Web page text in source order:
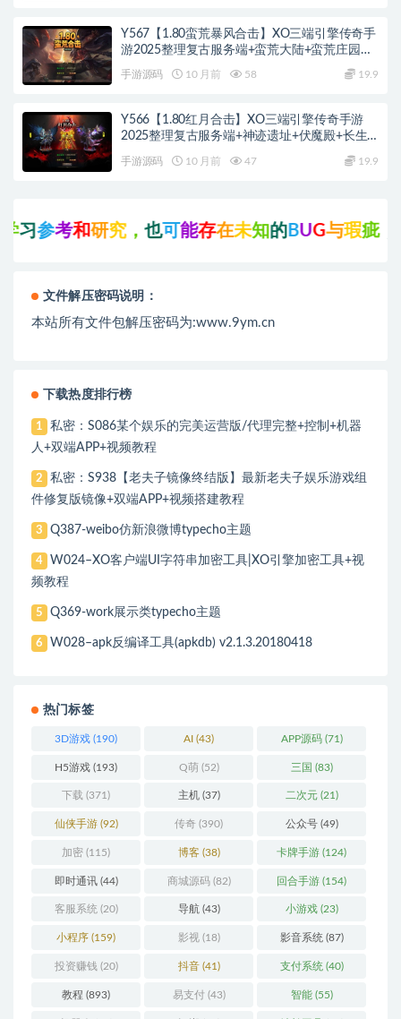
Y567【1.80蛮荒暴风合击】XO三端引擎传奇手
游2025整理复古服务端+蛮荒大陆+蛮荒庄园
手游源码 10 月前 58 19.9
Y566【1.80红月合击】XO三端引擎传奇手游
2025整理复古服务端+神迹遗址+伏魔殿+长生
手游源码 10 月前 47 19.9
考和研究，也可能存在未知的BUG与瑕疵，可先
文件解压密码说明：
本站所有文件包解压密码为:www.9ym.cn
下载热度排行榜
1
私密：S086某个娱乐的完美运营版/代理完整+控制+机器
人+双端APP+视频教程
2
私密：S938【老夫子镜像终结版】最新老夫子娱乐游戏组
件修复版镜像+双端APP+视频搭建教程
3 Q387-weibo仿新浪微博typecho主题
4
W024–XO客户端UI字符串加密工具|XO引擎加密工具+视
频教程
5 Q369-work展示类typecho主题
6 W028–apk反编译工具(apkdb) v2.1.3.20180418
热门标签
3D游戏 (190) AI (43) APP源码(71)
H5游戏 (193) Q萌(52) 三国 (83)
下载 (371) 主机(37) 二次元(21)
仙侠手游(92) 传奇 (390) 公众号(49)
加密 (115) 博客(38) 卡牌手游 (124)
即时通讯(44) 商城源码(82) 回合手游 (154)
客服系统(20) 导航(43) 小游戏(23)
小程序 (159) 影视(18) 影音系统 (87)
投资赚钱 (20) 抖音(41) 支付系统 (40)
教程 (893) 易支付(43) 智能(55)